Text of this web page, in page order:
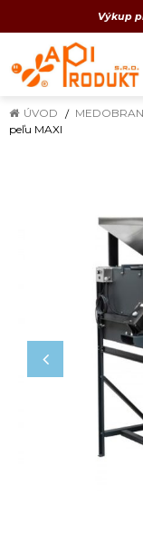
Výkup
ÚVOD
peľu MAXI